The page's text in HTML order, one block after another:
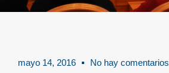
mayo 14, 2016 No hay comentarios